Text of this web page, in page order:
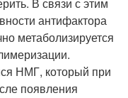
антифактора
метаболизируется
НМГ, который при
появления